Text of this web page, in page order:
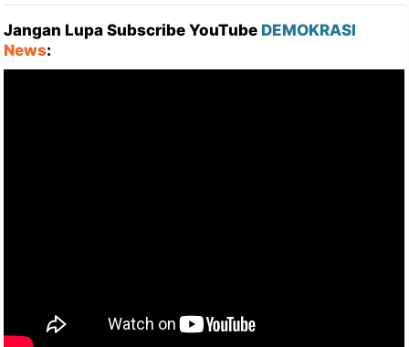
Jangan Lupa Subscribe YouTube DEMOKRASI
News: